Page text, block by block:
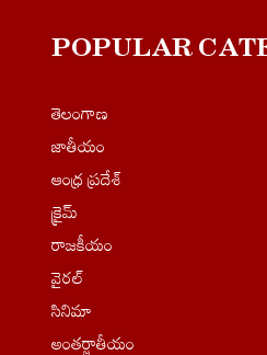
POPULAR
తెలంగాణ
జాతీయం
ఆంధ్ర ప్రదేశ్
క్రైమ్
రాజకీయం
వైరల్
సినిమా
అంతర్జాతీయం